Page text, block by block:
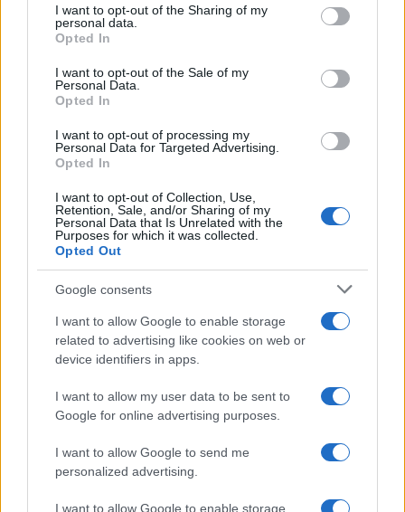
I want to opt-out of the Sharing of my
personal data.
Opted In
I want to opt-out of the Sale of my
Personal Data.
Opted In
I want to opt-out of processing my
Personal Data for Targeted Advertising.
Opted In
I want to opt-out of Collection, Use,
Retention, Sale, and/or Sharing of my
Personal Data that Is Unrelated with the
Purposes for which it was collected.
Opted Out
Google consents
I want to allow Google to enable storage
related to advertising like cookies on web or
device identifiers in apps.
I want to allow my user data to be sent to
Google for online advertising purposes.
I want to allow Google to send me
personalized advertising.
I want to allow Google to enable storage
posebnu energiju u dom.
Vjeruje se da kadifica zrači energijom strasti zbog
svojih toplih žutih boja, pa da će parovi koji u kući
imaju ovu biljku sačuvati strast, ljubav i bliskost.
nekim kreativnim poslom, jer se smatra da
simbolizuje kreativnost i inspiriše.
Zlatna boja kadifice simbolizuje bogatstvo, pa
mnogi veruju da cvet može biti magnet za obilje i
prosperitet. Zasadite na jendom mestu više
kadifica kako bi se što više "zlatilo" .